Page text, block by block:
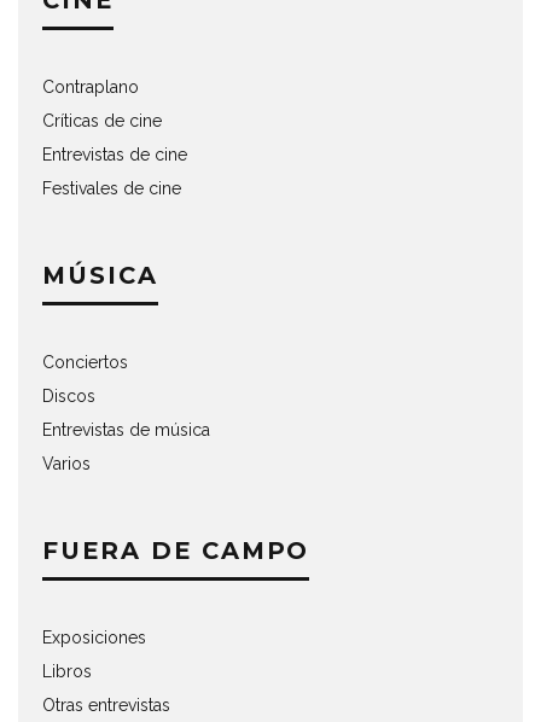
Contraplano
Críticas de cine
Entrevistas de cine
Festivales de cine
MÚSICA
Conciertos
Discos
Entrevistas de música
Varios
FUERA DE CAMPO
Exposiciones
Libros
Otras entrevistas